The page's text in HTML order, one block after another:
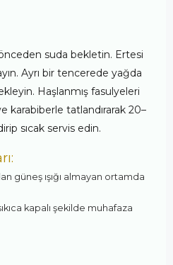
suda bekletin. Ertesi
Ayrı bir tencerede yağda
Haşlanmış fasulyeleri
karabiberle tatlandırarak 20–
sıcak servis edin.
güneş ışığı almayan ortamda
kapalı şekilde muhafaza